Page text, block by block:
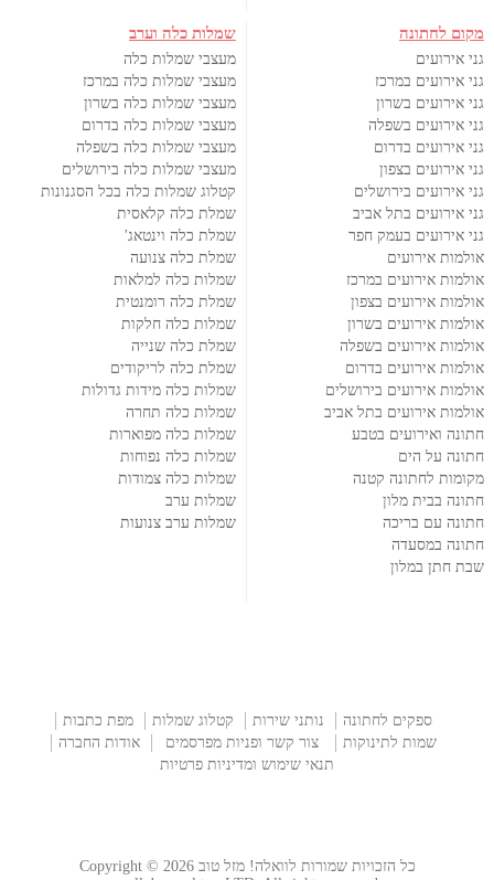
מקום לחתונה
גני אירועים
גני אירועים במרכז
גני אירועים בשרון
גני אירועים בשפלה
גני אירועים בדרום
גני אירועים בצפון
גני אירועים בירושלים
גני אירועים בתל אביב
גני אירועים בעמק חפר
אולמות אירועים
אולמות אירועים במרכז
אולמות אירועים בצפון
אולמות אירועים בשרון
אולמות אירועים בשפלה
אולמות אירועים בדרום
אולמות אירועים בירושלים
אולמות אירועים בתל אביב
חתונה ואירועים בטבע
חתונה על הים
מקומות לחתונה קטנה
חתונה בבית מלון
חתונה עם בריכה
חתונה במסעדה
שבת חתן במלון
שמלות כלה וערב
מעצבי שמלות כלה
מעצבי שמלות כלה במרכז
מעצבי שמלות כלה בשרון
מעצבי שמלות כלה בדרום
מעצבי שמלות כלה בשפלה
מעצבי שמלות כלה בירושלים
קטלוג שמלות כלה בכל הסגנונות
שמלת כלה קלאסית
שמלת כלה וינטאג'
שמלת כלה צנועה
שמלות כלה למלאות
שמלת כלה רומנטית
שמלות כלה חלקות
שמלת כלה שנייה
שמלת כלה לריקודים
שמלות כלה מידות גדולות
שמלות כלה תחרה
שמלות כלה מפוארות
שמלות כלה נפוחות
שמלות כלה צמודות
שמלות ערב
שמלות ערב צנועות
ספקים לחתונה נותני שירות קטלוג שמלות
מפת כתבות
שמות לתינוקות
צור קשר ופניות מפרסמים
אודות החברה
תנאי שימוש ומדיניות פרטיות
כל הזכויות שמורות לוואלה! מזל טוב Copyright © 2026